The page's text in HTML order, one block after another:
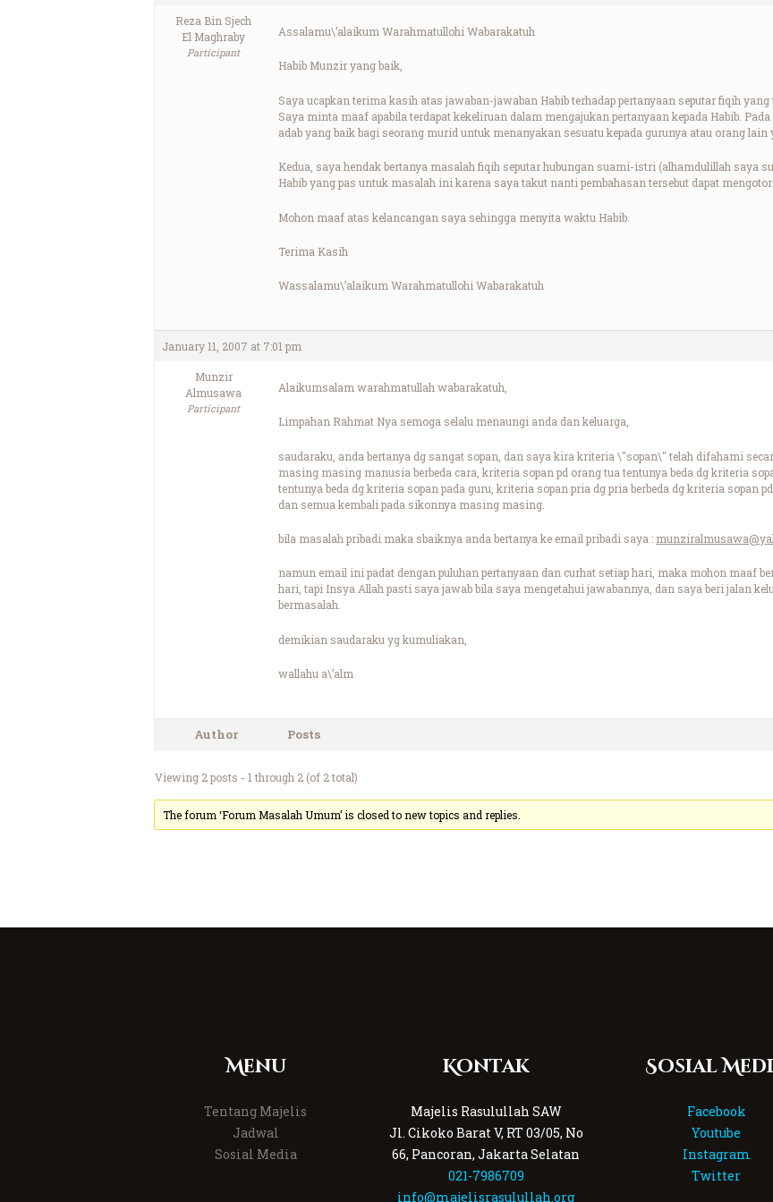
Reza Bin Sjech
El Maghraby
Participant
Assalamu\’alaikum Warahmatullohi Wabarakatuh
Habib Munzir yang baik,
Saya ucapkan terima kasih atas jawaban-jawaban Habib terhadap pertanyaan seputar fiqih yang
Saya minta maaf apabila terdapat kekeliruan dalam mengajukan pertanyaan kepada Habib.
adab yang baik bagi seorang murid untuk menanyakan sesuatu kepada gurunya atau orang
Kedua, saya hendak bertanya masalah fiqih seputar hubungan suami-istri (alhamdulillah saya
Habib yang pas untuk masalah ini karena saya takut nanti pembahasan tersebut dapat
Mohon maaf atas kelancangan saya sehingga menyita waktu Habib.
Terima Kasih
Wassalamu\’alaikum Warahmatullohi Wabarakatuh
January 11, 2007 at 7:01 pm
Munzir
Almusawa
Participant
Alaikumsalam warahmatullah wabarakatuh,
Limpahan Rahmat Nya semoga selalu menaungi anda dan keluarga,
saudaraku, anda bertanya dg sangat sopan, dan saya kira kriteria \"sopan\" telah difahami
masing masing manusia berbeda cara, kriteria sopan pd orang tua tentunya beda dg kriteria
tentunya beda dg kriteria sopan pada guru, kriteria sopan pria dg pria berbeda dg kriteria sopan
dan semua kembali pada sikonnya masing masing.
bila masalah pribadi maka sbaiknya anda bertanya ke email pribadi saya :
namun email ini padat dengan puluhan pertanyaan dan curhat setiap hari, maka mohon maaf
hari, tapi Insya Allah pasti saya jawab bila saya mengetahui jawabannya, dan saya beri jalan
bermasalah.
demikian saudaraku yg kumuliakan,
wallahu a\’alm
Author Posts
Viewing 2 posts - 1 through 2 (of 2 total)
The forum ‘Forum Masalah Umum’ is closed to new topics and replies.
Menu
Tentang Majelis
Jadwal
Sosial Media
Kontak
Majelis Rasulullah SAW
Jl. Cikoko Barat V, RT 03/05, No
66, Pancoran, Jakarta Selatan
021-7986709
info@majelisrasulullah.org
Sosial
Facebook
Youtube
Instagram
Twitter